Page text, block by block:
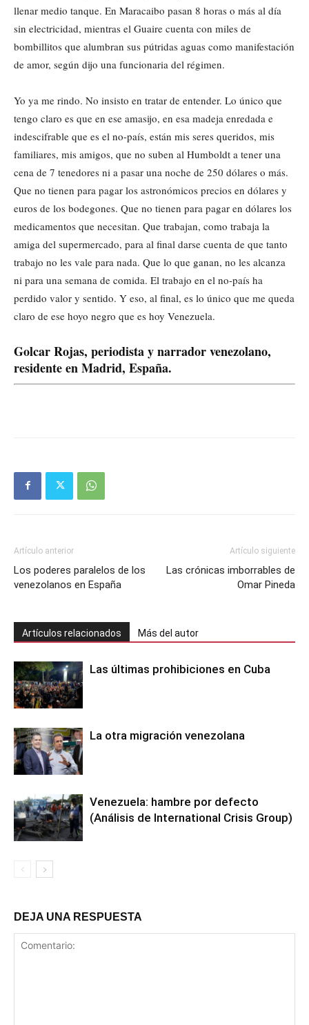
llenar medio tanque. En Maracaibo pasan 8 horas o más al día
sin electricidad, mientras el Guaire cuenta con miles de
bombillitos que alumbran sus pútridas aguas como manifestación
de amor, según dijo una funcionaria del régimen.
Yo ya me rindo. No insisto en tratar de entender. Lo único que
tengo claro es que en ese amasijo, en esa madeja enredada e
indescifrable que es el no-país, están mis seres queridos, mis
familiares, mis amigos, que no suben al Humboldt a tener una
cena de 7 tenedores ni a pasar una noche de 250 dólares o más.
Que no tienen para pagar los astronómicos precios en dólares y
euros de los bodegones. Que no tienen para pagar en dólares los
medicamentos que necesitan. Que trabajan, como trabaja la
amiga del supermercado, para al final darse cuenta de que tanto
trabajo no les vale para nada. Que lo que ganan, no les alcanza
ni para una semana de comida. El trabajo en el no-país ha
perdido valor y sentido. Y eso, al final, es lo único que me queda
claro de ese hoyo negro que es hoy Venezuela.
Golcar Rojas, periodista y narrador venezolano,
residente en Madrid, España.
Artículo anterior
Los poderes paralelos de los
venezolanos en España
Artículo siguiente
Las crónicas imborrables de
Omar Pineda
Artículos relacionados Más del autor
Las últimas prohibiciones en Cuba
La otra migración venezolana
Venezuela: hambre por defecto
(Análisis de International Crisis Group)
DEJA UNA RESPUESTA